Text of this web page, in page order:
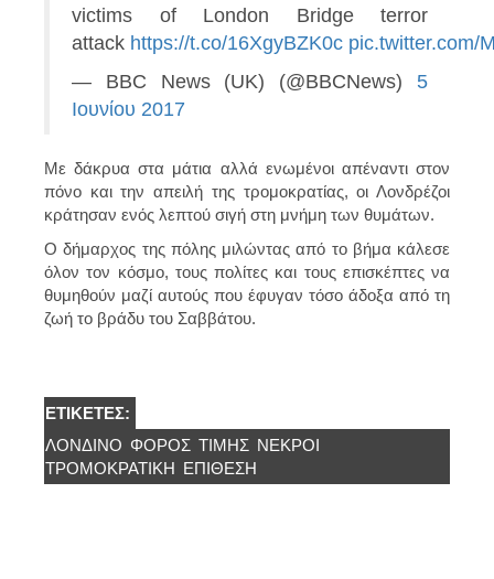
victims of London Bridge terror
attack https://t.co/16XgyBZK0c pic.twitter.com/
— BBC News (UK) (@BBCNews) 5
Ιουνίου 2017
Με δάκρυα στα μάτια αλλά ενωμένοι απέναντι στον
πόνο και την απειλή της τρομοκρατίας, οι Λονδρέζοι
κράτησαν ενός λεπτού σιγή στη μνήμη των θυμάτων.
Ο δήμαρχος της πόλης μιλώντας από το βήμα κάλεσε
όλον τον κόσμο, τους πολίτες και τους επισκέπτες να
θυμηθούν μαζί αυτούς που έφυγαν τόσο άδοξα από τη
ζωή το βράδυ του Σαββάτου.
ΕΤΙΚΈΤΕΣ:
ΛΟΝΔΊΝΟ ΦΌΡΟΣ ΤΙΜΗΣ ΝΕΚΡΟΊ
ΤΡΟΜΟΚΡΑΤΙΚΗ ΕΠΊΘΕΣΗ